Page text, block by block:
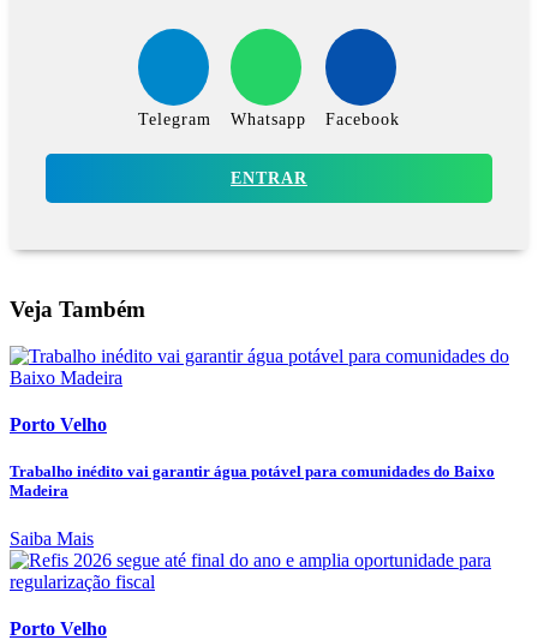
Telegram Whatsapp Facebook
ENTRAR
Veja Também
Porto Velho
Trabalho inédito vai garantir água potável para comunidades do Baixo
Madeira
Saiba Mais
Porto Velho